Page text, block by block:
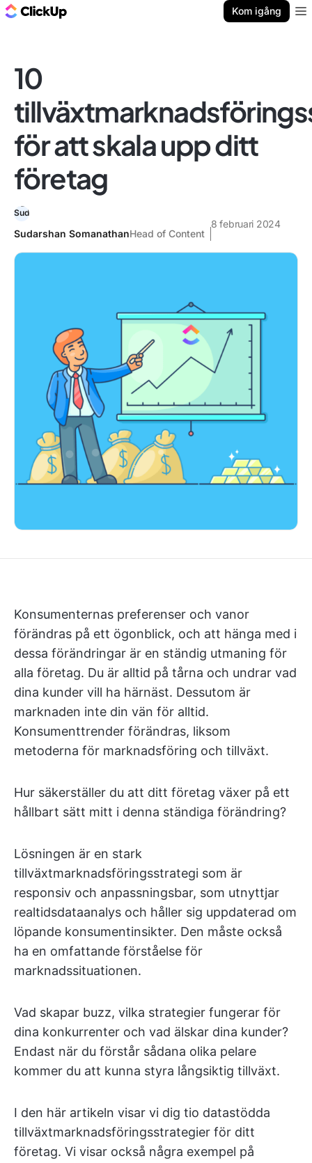
Kom igång
10
för att skala upp ditt
företag
Sudarshan SomanathanHead of Content
8 februari 2024
Konsumenternas preferenser och vanor
förändras på ett ögonblick, och att hänga med i
dessa förändringar är en ständig utmaning för
alla företag. Du är alltid på tårna och undrar vad
dina kunder vill ha härnäst. Dessutom är
marknaden inte din vän för alltid.
Konsumenttrender förändras, liksom
metoderna för marknadsföring och tillväxt.
Hur säkerställer du att ditt företag växer på ett
hållbart sätt mitt i denna ständiga förändring?
Lösningen är en stark
tillväxtmarknadsföringsstrategi som är
responsiv och anpassningsbar, som utnyttjar
realtidsdataanalys och håller sig uppdaterad om
löpande konsumentinsikter. Den måste också
ha en omfattande förståelse för
marknadssituationen.
Vad skapar buzz, vilka strategier fungerar för
dina konkurrenter och vad älskar dina kunder?
Endast när du förstår sådana olika pelare
kommer du att kunna styra långsiktig tillväxt.
I den här artikeln visar vi dig tio datastödda
tillväxtmarknadsföringsstrategier för ditt
företag. Vi visar också några exempel på